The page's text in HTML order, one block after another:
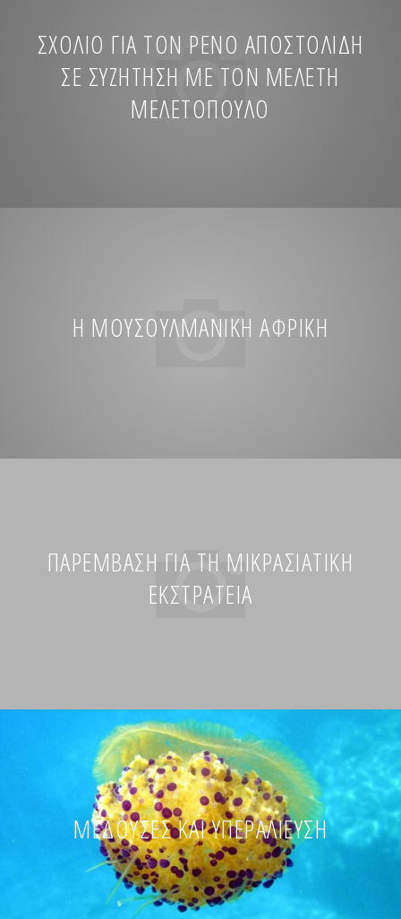
ΣΧΌΛΙΟ ΓΙΑ ΤΟΝ ΡΈΝΟ ΑΠΟΣΤΟΛΊΔΗ
ΣΕ ΣΥΖΉΤΗΣΗ ΜΕ ΤΟΝ ΜΕΛΈΤΗ
ΜΕΛΕΤΌΠΟΥΛΟ
Η ΜΟΥΣΟΥΛΜΑΝΙΚΉ ΑΦΡΙΚΉ
ΠΑΡΈΜΒΑΣΗ ΓΙΑ ΤΗ ΜΙΚΡΑΣΙΑΤΙΚΉ
ΕΚΣΤΡΑΤΕΊΑ
ΜΈΔΟΥΣΕΣ ΚΑΙ ΥΠΕΡΑΛΊΕΥΣΗ